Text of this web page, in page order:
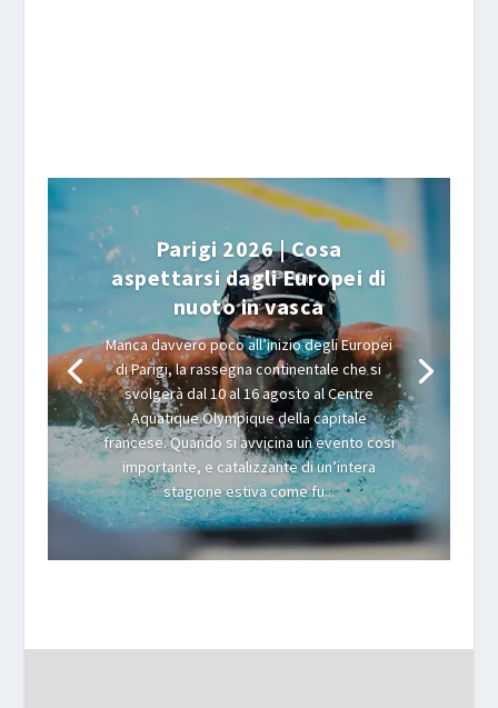
Parigi 2026 | Cosa
aspettarsi dagli Europei di
nuoto in vasca
Manca davvero poco all’inizio degli Europei
di Parigi, la rassegna continentale che si
svolgerà dal 10 al 16 agosto al Centre
Aquatique Olympique della capitale
francese. Quando si avvicina un evento così
importante, e catalizzante di un’intera
stagione estiva come fu...